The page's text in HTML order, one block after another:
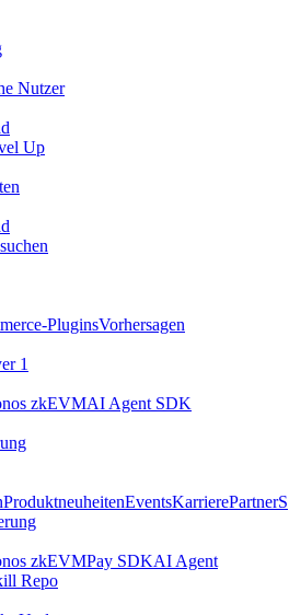
Nutzer
Up
PluginsVorhersagen
1
zkEVMAI Agent SDK
ProduktneuheitenEventsKarrierePartnerS
zkEVMPay SDKAI Agent
Repo